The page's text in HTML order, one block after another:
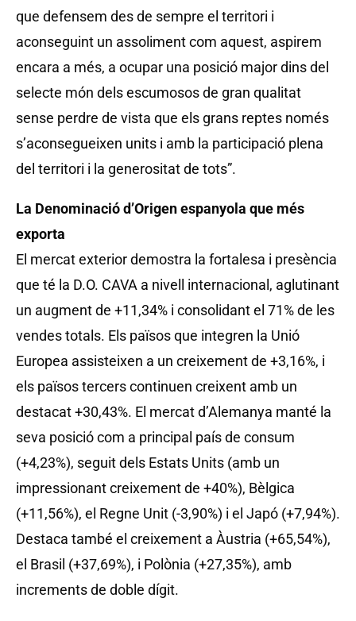
que defensem des de sempre el territori i
aconseguint un assoliment com aquest, aspirem
encara a més, a ocupar una posició major dins del
selecte món dels escumosos de gran qualitat
sense perdre de vista que els grans reptes només
s’aconsegueixen units i amb la participació plena
del territori i la generositat de tots”.
La Denominació d’Origen espanyola que més
exporta
El mercat exterior demostra la fortalesa i presència
que té la D.O. CAVA a nivell internacional, aglutinant
un augment de +11,34% i consolidant el 71% de les
vendes totals. Els països que integren la Unió
Europea assisteixen a un creixement de +3,16%, i
els països tercers continuen creixent amb un
destacat +30,43%. El mercat d’Alemanya manté la
seva posició com a principal país de consum
(+4,23%), seguit dels Estats Units (amb un
impressionant creixement de +40%), Bèlgica
(+11,56%), el Regne Unit (-3,90%) i el Japó (+7,94%).
Destaca també el creixement a Àustria (+65,54%),
el Brasil (+37,69%), i Polònia (+27,35%), amb
increments de doble dígit.